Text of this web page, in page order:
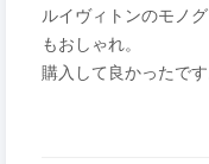
ルイヴィトンのモノ
もおしゃれ。
購入して良かったです